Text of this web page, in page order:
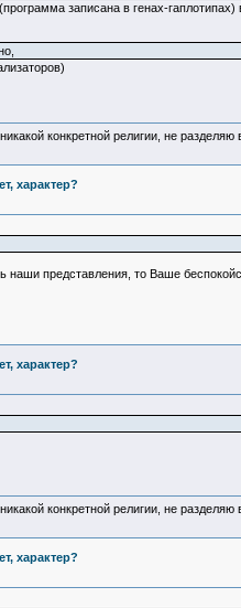
записана в генах-гаплотипах)
конкретной религии, не
характер?
представления, то Ваше
характер?
конкретной религии, не
характер?